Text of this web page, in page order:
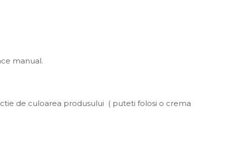
manual.
de culoarea produsului ( puteti folosi o crema